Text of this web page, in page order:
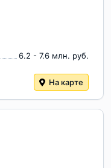
6.2 - 7.6 млн. руб.
На карте